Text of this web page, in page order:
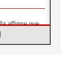
affirme que